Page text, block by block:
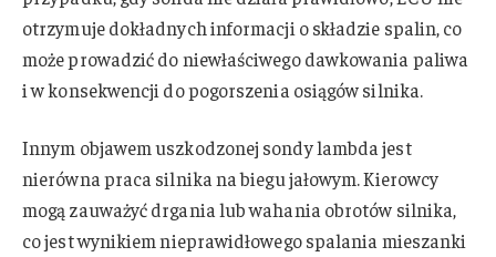
otrzymuje dokładnych informacji o składzie spalin, co
może prowadzić do niewłaściwego dawkowania paliwa
i w konsekwencji do pogorszenia osiągów silnika.
Innym objawem uszkodzonej sondy lambda jest
nierówna praca silnika na biegu jałowym. Kierowcy
mogą zauważyć drgania lub wahania obrotów silnika,
co jest wynikiem nieprawidłowego spalania mieszanki